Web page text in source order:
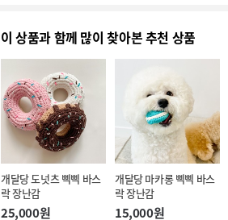
이 상품과 함께 많이 찾아본 추천 상품
개달당 도넛츠 삑삑 바스
락 장난감
25,000원
개달당 마카롱 삑삑 바스
락 장난감
15,000원